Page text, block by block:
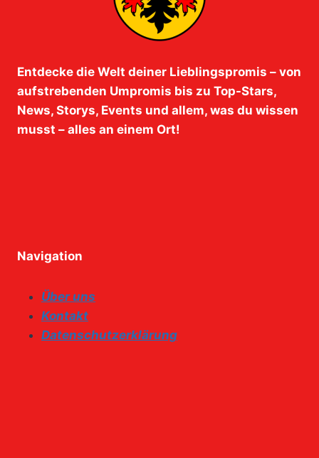
Entdecke die Welt deiner Lieblingspromis – von
aufstrebenden Umpromis bis zu Top-Stars,
News, Storys, Events und allem, was du wissen
musst – alles an einem Ort!
Navigation
Über uns
Kontakt
Datenschutzerklärung